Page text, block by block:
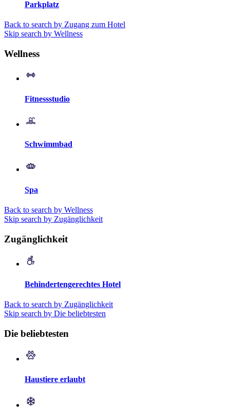
Parkplatz
Back to search by Zugang zum Hotel
Skip search by Wellness
Wellness
Fitnessstudio
Schwimmbad
Spa
Back to search by Wellness
Skip search by Zugänglichkeit
Zugänglichkeit
Behindertengerechtes Hotel
Back to search by Zugänglichkeit
Skip search by Die beliebtesten
Die beliebtesten
Haustiere erlaubt